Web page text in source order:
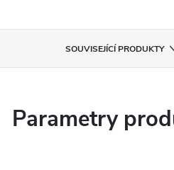
SOUVISEJÍCÍ PRODUKTY
Parametry